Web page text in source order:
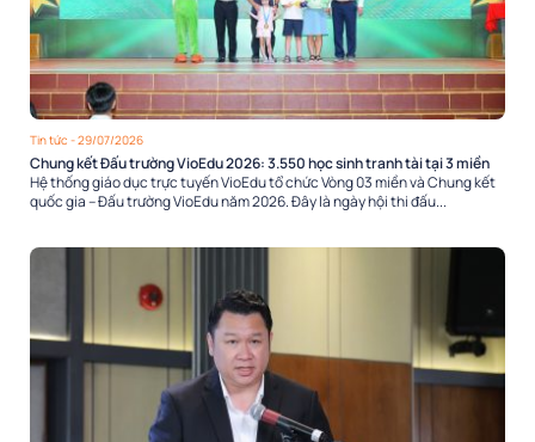
Tin tức - 29/07/2026
Chung kết Đấu trường VioEdu 2026: 3.550 học sinh tranh tài tại 3 miền
Hệ thống giáo dục trực tuyến VioEdu tổ chức Vòng 03 miền và Chung kết
quốc gia – Đấu trường VioEdu năm 2026. Đây là ngày hội thi đấu...